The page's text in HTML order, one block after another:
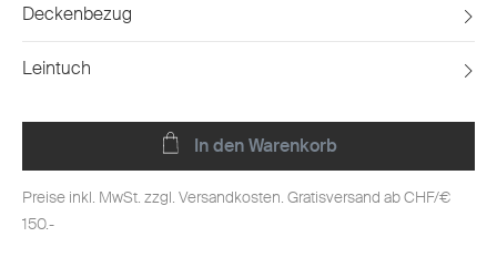
Deckenbezug
Leintuch
In den Warenkorb
Preise inkl. MwSt. zzgl. Versandkosten. Gratisversand ab CHF/€
150.-